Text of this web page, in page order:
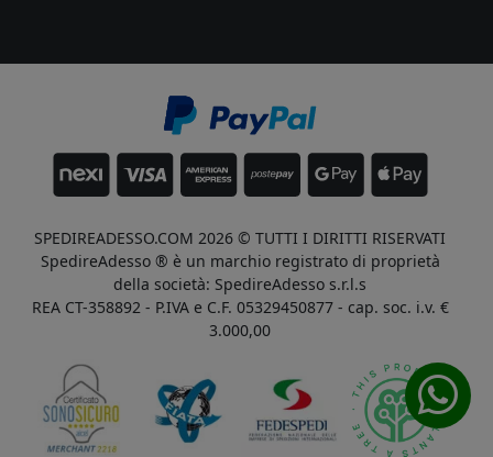
SPEDIREADESSO.COM 2026 © TUTTI I DIRITTI RISERVATI
SpedireAdesso ® è un marchio registrato di proprietà
della società: SpedireAdesso s.r.l.s
REA CT-358892 - P.IVA e C.F. 05329450877 - cap. soc. i.v. €
3.000,00